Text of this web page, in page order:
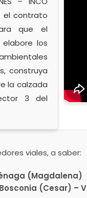
el contrato
que el
los
construya
la calzada
3 del
viales, a saber:
(Magdalena)
(Cesar) –